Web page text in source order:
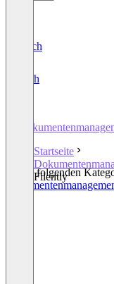
Deutsch
English
Startseite
Filently
In den folgenden